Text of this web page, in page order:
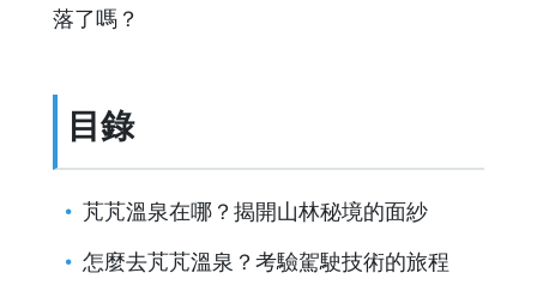
落了嗎？
目錄
芃芃溫泉在哪？揭開山林秘境的面紗
怎麼去芃芃溫泉？考驗駕駛技術的旅程